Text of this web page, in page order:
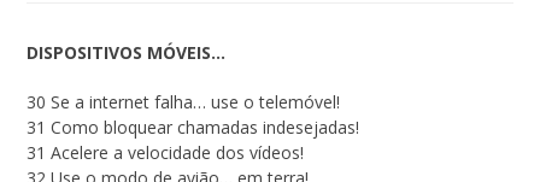
DISPOSITIVOS MÓVEIS…
30 Se a internet falha… use o telemóvel!
31 Como bloquear chamadas indesejadas!
31 Acelere a velocidade dos vídeos!